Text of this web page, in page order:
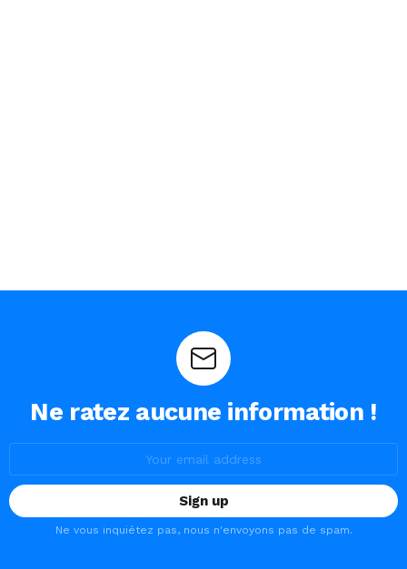
Ne ratez aucune information !
Ne vous inquiétez pas, nous n'envoyons pas de spam.